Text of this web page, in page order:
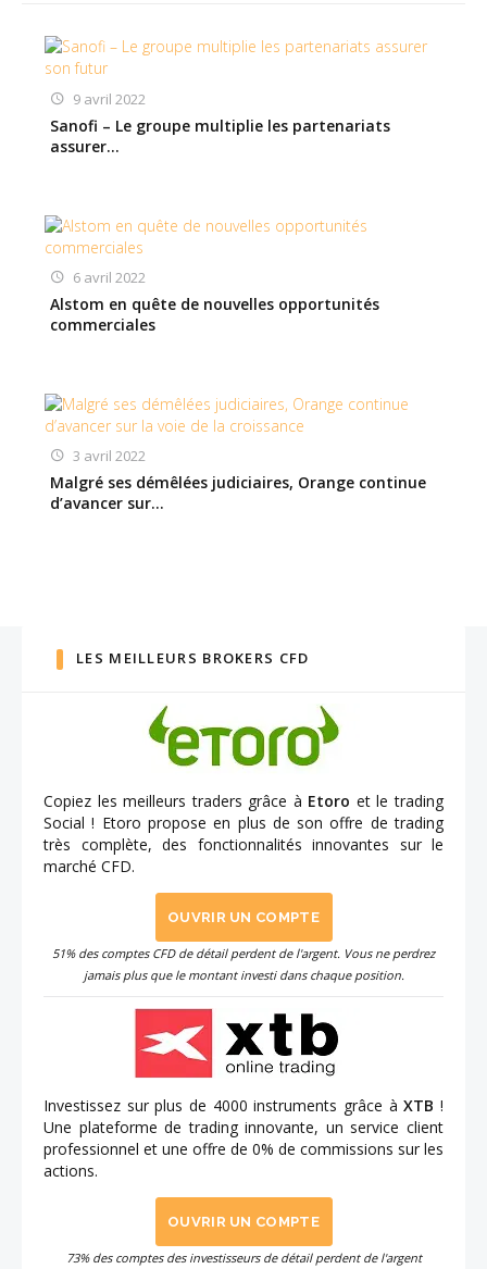
9 avril 2022
Sanofi – Le groupe multiplie les partenariats
assurer…
6 avril 2022
Alstom en quête de nouvelles opportunités
commerciales
3 avril 2022
Malgré ses démêlées judiciaires, Orange continue
d’avancer sur…
LES MEILLEURS BROKERS CFD
Copiez les meilleurs traders grâce à Etoro et le trading
Social ! Etoro propose en plus de son offre de trading
très complète, des fonctionnalités innovantes sur le
marché CFD.
OUVRIR UN COMPTE
51% des comptes CFD de détail perdent de l'argent. Vous ne perdrez
jamais plus que le montant investi dans chaque position.
Investissez sur plus de 4000 instruments grâce àXTB !
Une plateforme de trading innovante, un service client
professionnel et une offre de 0% de commissions sur les
actions.
OUVRIR UN COMPTE
73% des comptes des investisseurs de détail perdent de l'argent